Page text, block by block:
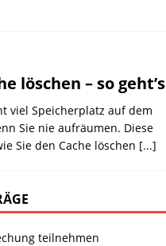
löschen – so geht’s
viel Speicherplatz auf dem
Sie nie aufräumen. Diese
Sie den Cache löschen [...]
teilnehmen